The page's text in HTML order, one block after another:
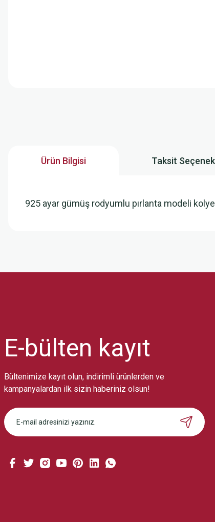
Ürün Bilgisi Taksit
925 ayar gümüş rodyumlu pırlanta modeli
Bu ürüne benzer farklı alternatifler olmalı.
E-bülten kayıt
Bültenimize kayıt olun, indirimli ürünlerden ve
kampanyalardan ilk sizin haberiniz olsun!